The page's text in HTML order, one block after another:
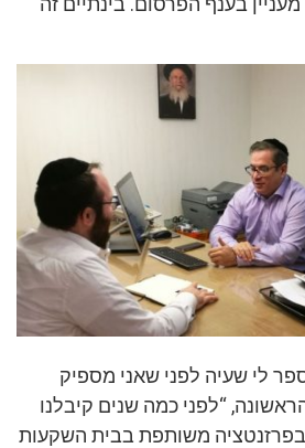
לי שעיה לפני שאני מספיק
“לפני כמה שנים קיבלנו
בפרזנטציה משותפת בבית השקעות